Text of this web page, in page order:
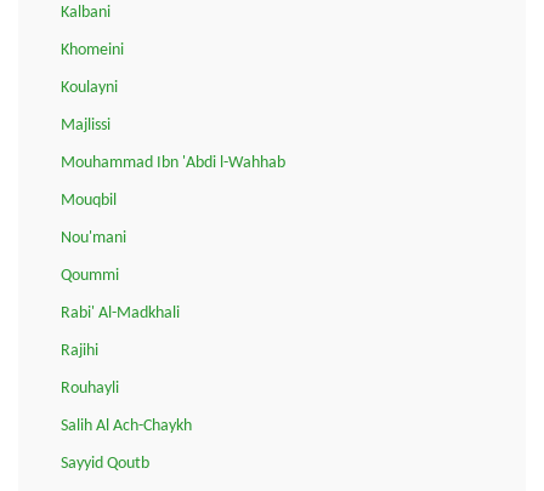
Kalbani
Khomeini
Koulayni
Majlissi
Mouhammad Ibn 'Abdi l-Wahhab
Mouqbil
Nou'mani
Qoummi
Rabi' Al-Madkhali
Rajihi
Rouhayli
Salih Al Ach-Chaykh
Sayyid Qoutb